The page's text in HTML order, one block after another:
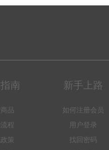
南
品
程
策
新手上路
如何注册会员
用户登录
找回密码